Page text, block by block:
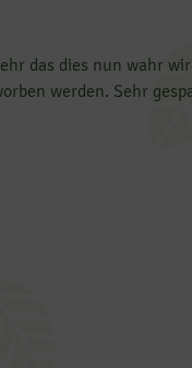
das dies nun wahr
werden. Sehr